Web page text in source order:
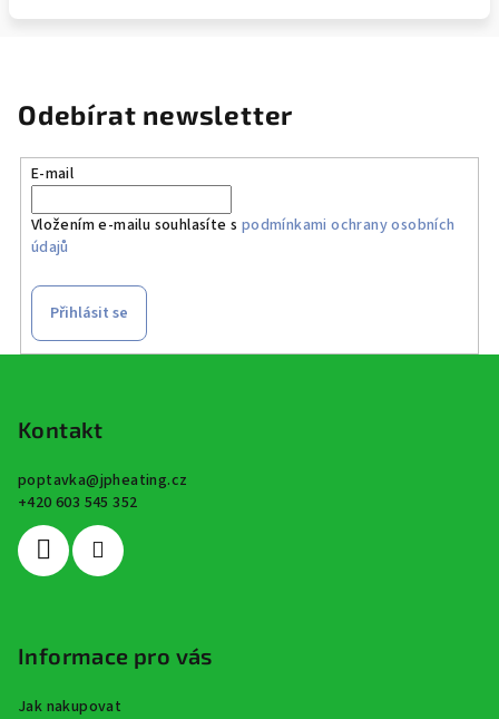
Odebírat newsletter
E-mail
Vložením e-mailu souhlasíte s podmínkami ochrany osobních
údajů
Přihlásit se
Kontakt
poptavka@jpheating.cz
+420 603 545 352
Informace pro vás
Jak nakupovat